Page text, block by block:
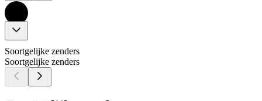
Soortgelijke zenders
Soortgelijke zenders